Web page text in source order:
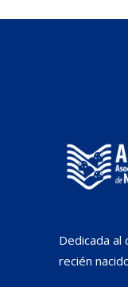
Dedicada al
recién